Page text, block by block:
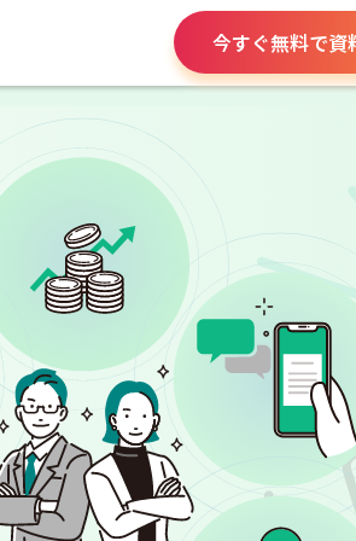
今すぐ無料で資
請求書や領収書